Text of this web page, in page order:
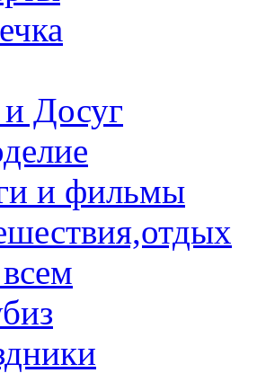
Досуг
и фильмы